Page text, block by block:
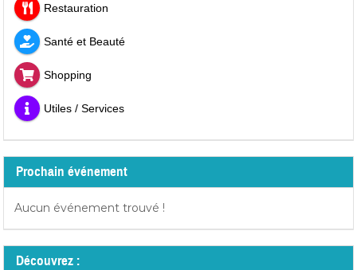
Restauration
Santé et Beauté
Shopping
Utiles / Services
Prochain événement
Aucun événement trouvé !
Découvrez :